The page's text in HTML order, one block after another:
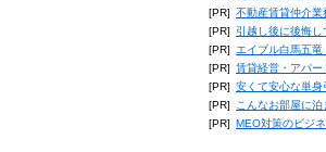
[PR] 不動産賃貸仲介
[PR]
引越し後に後悔
[PR] エイブル白馬五
[PR] 賃貸経営・アパー
[PR] 安くて安心な単身
[PR]
こんなお部屋に
[PR] MEO対策のビジ